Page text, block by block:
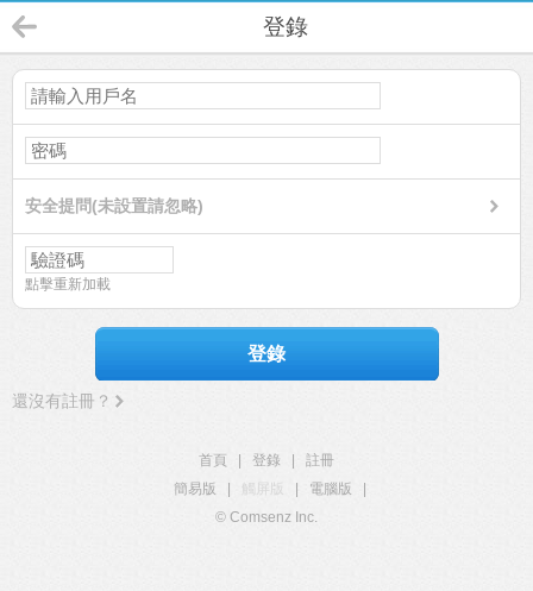
登錄
安全提問(未設置請忽略)
點擊重新加載
登錄
還沒有註冊？
首頁 登錄
註冊
簡易版
觸屏版 電腦版
© Comsenz Inc.